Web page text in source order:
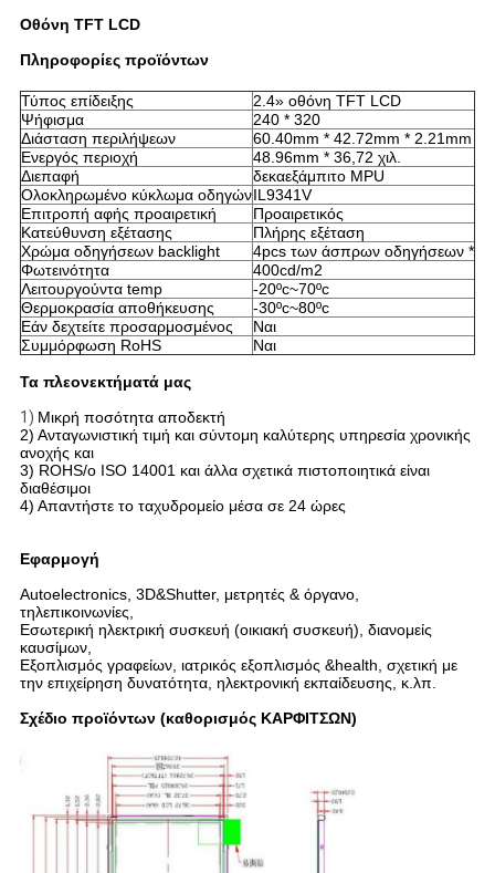
Οθόνη TFT LCD
Πληροφορίες προϊόντων
Τύπος επίδειξης
2.4» οθόνη TFT LCD
Ψήφισμα
240 * 320
Διάσταση περιλήψεων
60.40mm * 42.72mm * 2.21mm
Ενεργός περιοχή
48.96mm * 36,72 χιλ.
Διεπαφή
δεκαεξάμπιτο MPU
Ολοκληρωμένο κύκλωμα οδηγώνIL9341V
Επιτροπή αφής προαιρετική
Προαιρετικός
Κατεύθυνση εξέτασης
Πλήρης εξέταση
Χρώμα οδηγήσεων backlight
4pcs των άσπρων οδηγήσεων *
Φωτεινότητα
400cd/m2
Λειτουργούντα temp
-20ºc~70ºc
Θερμοκρασία αποθήκευσης
-30ºc~80ºc
Εάν δεχτείτε προσαρμοσμένος
Ναι
Συμμόρφωση RoHS
Ναι
Τα πλεονεκτήματά μας
1) Μικρή ποσότητα αποδεκτή
2) Ανταγωνιστική τιμή και σύντομη καλύτερης υπηρεσία χρονικής
ανοχής και
3) ROHS/ο ISO 14001 και άλλα σχετικά πιστοποιητικά είναι
διαθέσιμοι
4) Απαντήστε το ταχυδρομείο μέσα σε 24 ώρες
Εφαρμογή
Autoelectronics, 3D&Shutter, μετρητές & όργανο,
τηλεπικοινωνίες,
Εσωτερική ηλεκτρική συσκευή (οικιακή συσκευή), διανομείς
καυσίμων,
Εξοπλισμός γραφείων, ιατρικός εξοπλισμός &health, σχετική με
την επιχείρηση δυνατότητα, ηλεκτρονική εκπαίδευσης, κ.λπ.
Σχέδιο προϊόντων (καθορισμός ΚΑΡΦΙΤΣΩΝ)